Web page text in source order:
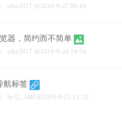
| whx2017 @2018-9-27 08:43
器，简约而不简单
| whx2017 @2018-9-26 19:59
航标签
| Se.G_24H @2018-9-25 13:33